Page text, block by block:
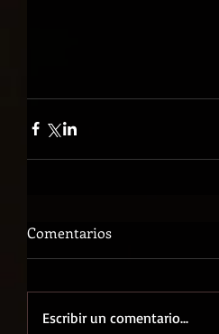
Comentarios
Escribir un comentario...